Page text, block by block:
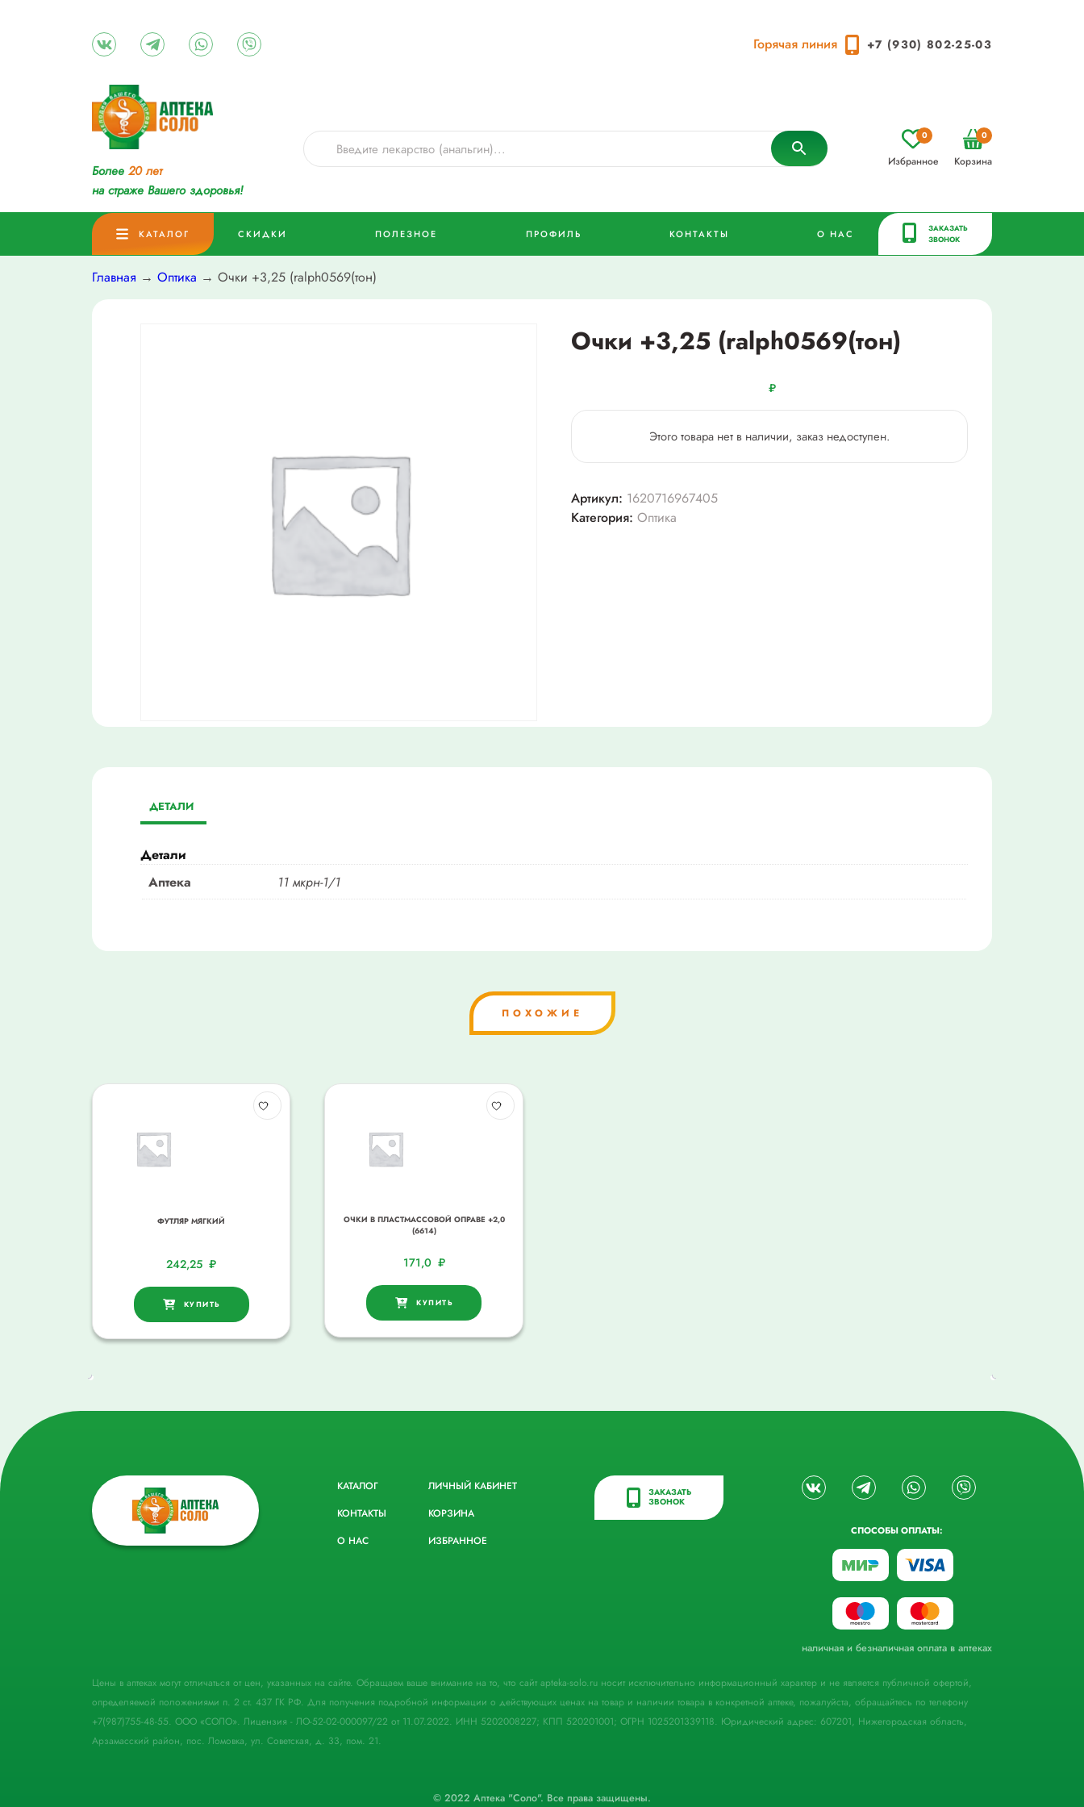
Горячая линия +7 (930) 802-25-03
Более 20 лет
на страже Вашего здоровья!
Избранное
0
Корзина
0
КАТАЛОГ СКИДКИ ПОЛЕЗНОЕ ПРОФИЛЬ КОНТАКТЫ О НАС
ЗАКАЗАТЬ
ЗВОНОК
Главная → Оптика → Очки +3,25 (ralph0569(тон)
Очки +3,25 (ralph0569(тон)
₽
Этого товара нет в наличии, заказ недоступен.
Артикул: 1620716967405
Категория: Оптика
ДЕТАЛИ
Детали
Аптека
11 мкрн-1/1
ПОХОЖИЕ
ФУТЛЯР МЯГКИЙ
242,25₽
КУПИТЬ
ОЧКИ В ПЛАСТМАССОВОЙ ОПРАВЕ +2,0
(6614)
171,0 ₽
КУПИТЬ
КАТАЛОГ
КОНТАКТЫ
О НАС
ЛИЧНЫЙ КАБИНЕТ
КОРЗИНА
ИЗБРАННОЕ
ЗАКАЗАТЬ
ЗВОНОК
СПОСОБЫ ОПЛАТЫ:
наличная и безналичная оплата в аптеках
Цены в аптеках могут отличаться от цен, указанных на сайте. Обращаем ваше внимание на то, что сайт apteka-solo.ru носит исключительно информационный характер и не является публичной офертой,
определяемой положениями п. 2 ст. 437 ГК РФ. Для получения подробной информации о действующих ценах на товар и наличии товара в конкретной аптеке, пожалуйста, обращайтесь по телефону
+7(987)755-48-55. ООО «СОЛО». Лицензия - ЛО-52-02-000097/22 от 11.07.2022. ИНН 5202008227; КПП 520201001; ОГРН 1025201339118. Юридический адрес: 607201, Нижегородская область,
Арзамасский район, пос. Ломовка, ул. Советская, д. 33, пом. 21.
© 2022 Аптека "Соло". Все права защищены.